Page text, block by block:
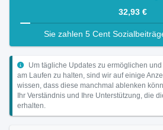
32,93 €
Sie zahlen 5 Cent
Um tägliche Updates zu ermöglichen
am Laufen zu halten, sind wir auf einige
wissen, dass diese manchmal ablenken
Ihr Verständnis und Ihre Unterstützung, die
erhalten.